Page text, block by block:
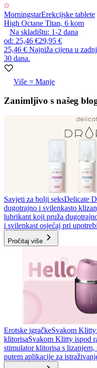
MorningstarErekcijske tablete
High Octane Titan, 6 kom
Na skladištu: 1-2 dana
od: 25,46 €29,95 €
25,46 € Najniža cijena u
30 dana.
Više = Manje
Zanimljivo s našeg
Savjeti za bolji seksDelicate
dugotrajno i svilenkasto
lubrikant koji pruža
i svilenkast osjećaj pri
Pročitaj više
Erotske igračkeSvakom
klitorisaSvakom Klitty ispod
stimulator klitorisa s
putem aplikacije za